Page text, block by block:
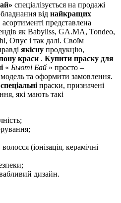
спеціалізується на продажі
від найкращих
асортименті представлена
як Babyliss, GA.MA, Tondeo,
Опус і так далі. Своїм
якісну продукцію,
краси . Купити праску для
« Бьюті Бай » просто –
та оформити замовлення.
спеціальні праски, призначені
які мають такі
(іонізація, керамічні
дизайн.